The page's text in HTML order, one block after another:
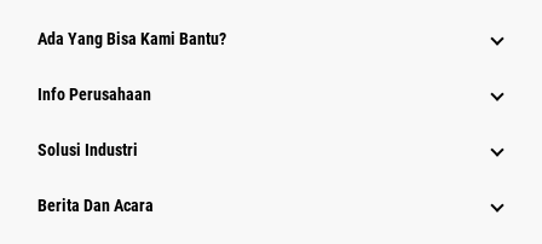
Ada Yang Bisa Kami Bantu?
Info Perusahaan
Solusi Industri
Berita Dan Acara